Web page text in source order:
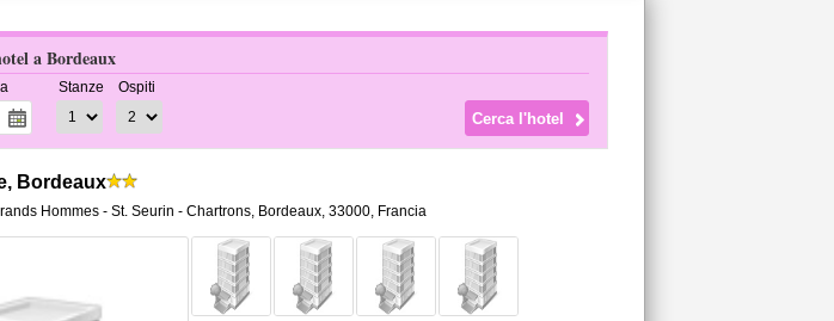
a Bordeaux
Stanze Ospiti
Bordeaux
Hommes - St. Seurin - Chartrons, Bordeaux, 33000, Francia